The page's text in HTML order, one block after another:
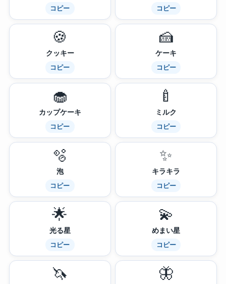
コピー コピー
🍪
クッキー
コピー
🍰
ケーキ
コピー
🧁
カップケーキ
コピー
🍼
ミルク
コピー
🫧
泡
コピー
✨
キラキラ
コピー
🌟
光る星
コピー
💫
めまい星
コピー
🦄 🦋